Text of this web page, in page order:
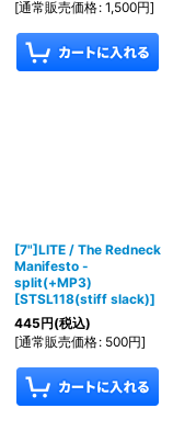
[通常販売価格: 1,500円]
[7"]LITE / The Redneck
Manifesto -
split(+MP3)
[STSL118(stiff slack)]
445円(税込)
[通常販売価格: 500円]